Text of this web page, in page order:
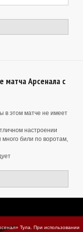
матча Арсенала с
в этом матче не имеет
настроении
били по воротам,
Тула.
При использовании